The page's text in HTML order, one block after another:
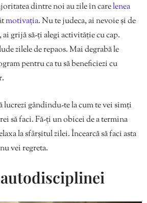
dintre noi au zile în carelenea
motivația. Nu te judeca, ai nevoie și de
grijă să-ți alegi activităție cu cap.
zilele de repaos. Mai degrabă le
pentru ca tu să beneficiezi cu
lucrezi gândindu-te la cum te vei simți
să faci. Fă-ți un obicei de a termina
la sfârșitul zilei. Încearcă să faci asta
vei regreta.